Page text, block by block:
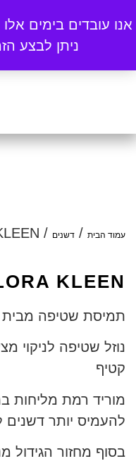
אנו עובדים בימים
ניתן לבצע
התמונות
עמוד הבית / דשנים /
KLEEN
תמיסת שטיפה מבית GHE העולמית.
נוזל שטיפה לניקוי
קטיף
מוריד רמת מליחות
להעמיס יותר
בסוף מחזור